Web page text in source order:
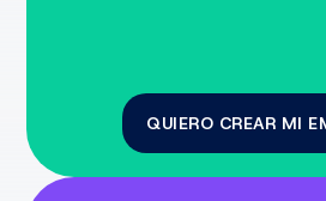
QUIERO CREAR MI